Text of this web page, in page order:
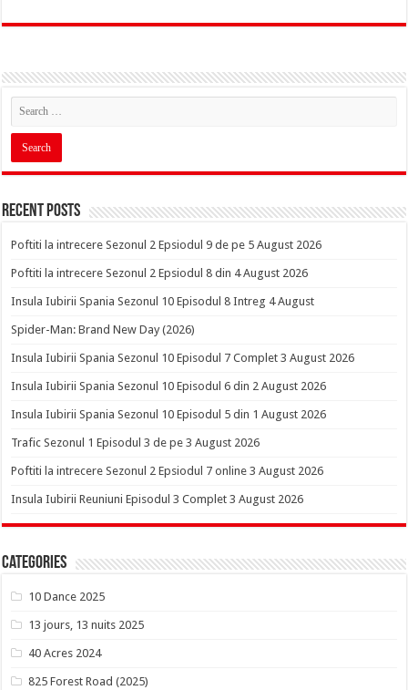
Recent Posts
Poftiti la intrecere Sezonul 2 Epsiodul 9 de pe 5 August 2026
Poftiti la intrecere Sezonul 2 Epsiodul 8 din 4 August 2026
Insula Iubirii Spania Sezonul 10 Episodul 8 Intreg 4 August
Spider-Man: Brand New Day (2026)
Insula Iubirii Spania Sezonul 10 Episodul 7 Complet 3 August 2026
Insula Iubirii Spania Sezonul 10 Episodul 6 din 2 August 2026
Insula Iubirii Spania Sezonul 10 Episodul 5 din 1 August 2026
Trafic Sezonul 1 Episodul 3 de pe 3 August 2026
Poftiti la intrecere Sezonul 2 Epsiodul 7 online 3 August 2026
Insula Iubirii Reuniuni Episodul 3 Complet 3 August 2026
Categories
10 Dance 2025
13 jours, 13 nuits 2025
40 Acres 2024
825 Forest Road (2025)